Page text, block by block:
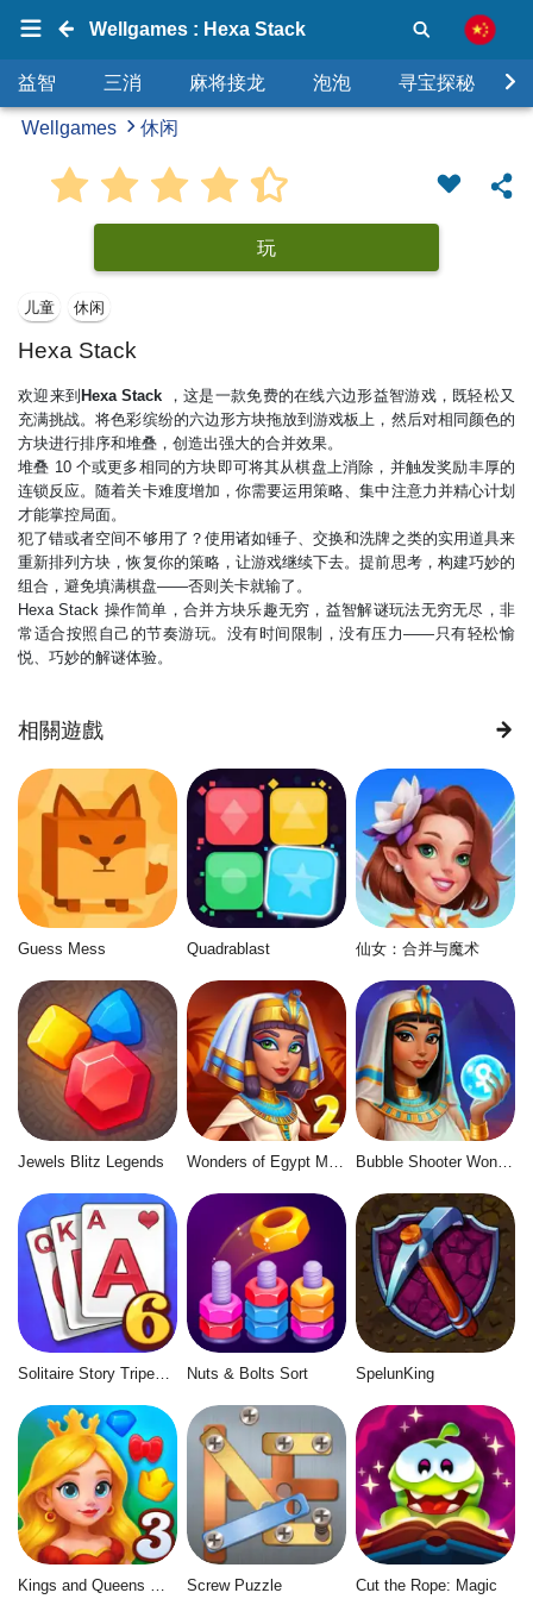
Wellgames : Hexa Stack
益智 三消 麻将接龙 泡泡 寻宝探秘
Wellgames 休闲
玩
儿童 休闲
Hexa Stack
欢迎来到 Hexa Stack ，这是一款免费的在线六边形益智游戏，既轻松又
充满挑战。将色彩缤纷的六边形方块拖放到游戏板上，然后对相同颜色的
方块进行排序和堆叠，创造出强大的合并效果。
堆叠 10 个或更多相同的方块即可将其从棋盘上消除，并触发奖励丰厚的
连锁反应。随着关卡难度增加，你需要运用策略、集中注意力并精心计划
才能掌控局面。
犯了错或者空间不够用了？使用诸如锤子、交换和洗牌之类的实用道具来
重新排列方块，恢复你的策略，让游戏继续下去。提前思考，构建巧妙的
组合，避免填满棋盘——否则关卡就输了。
Hexa Stack 操作简单，合并方块乐趣无穷，益智解谜玩法无穷无尽，非
常适合按照自己的节奏游玩。没有时间限制，没有压力——只有轻松愉
悦、巧妙的解谜体验。
相關遊戲
Guess Mess Quadrablast 仙女：合并与魔术
Jewels Blitz Legends Bubble Shooter Wonders of Egypt
Nuts & Bolts Sort SpelunKing
Kings and Queens Match 3 Screw Puzzle Cut the Rope: Magic